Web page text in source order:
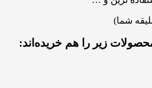
شما)
زیر را هم خریده‌اند: